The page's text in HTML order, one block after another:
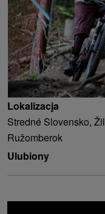
Lokalizacja
Stredné Slovensko,
Ružomberok
Ulubiony